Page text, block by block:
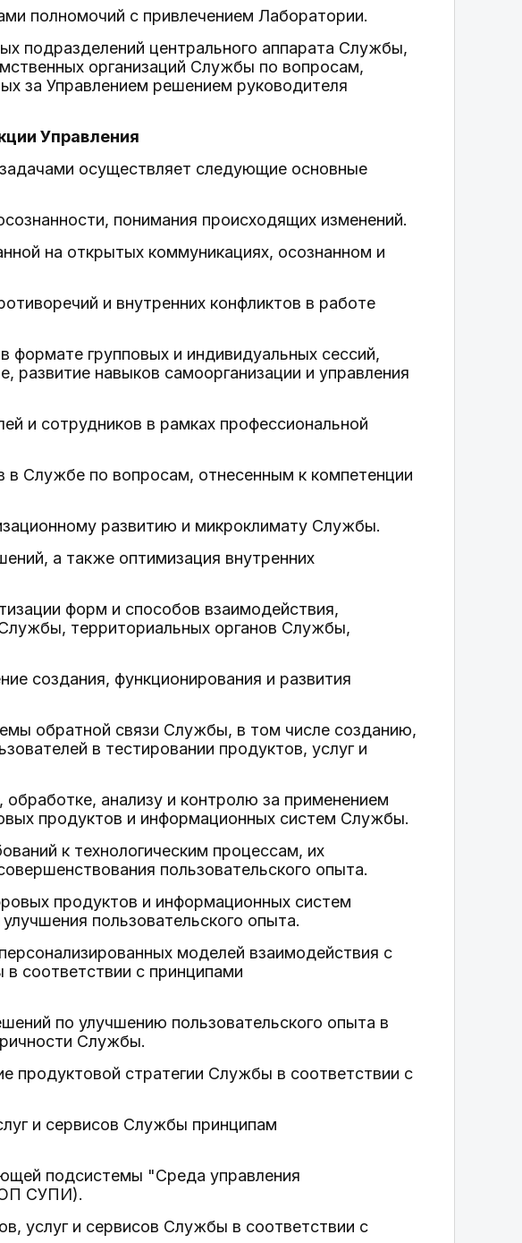
полномочий с привлечением Лаборатории.
подразделений центрального аппарата Службы,
организаций Службы по вопросам,
за Управлением решением руководителя
Управления
осуществляет следующие основные
понимания происходящих изменений.
на открытых коммуникациях, осознанном и
и внутренних конфликтов в работе
формате групповых и индивидуальных сессий,
навыков самоорганизации и управления
и сотрудников в рамках профессиональной
Службе по вопросам, отнесенным к компетенции
развитию и микроклимату Службы.
а также оптимизация внутренних
форм и способов взаимодействия,
территориальных органов Службы,
создания, функционирования и развития
обратной связи Службы, в том числе созданию,
в тестировании продуктов, услуг и
анализу и контролю за применением
продуктов и информационных систем Службы.
к технологическим процессам, их
пользовательского опыта.
продуктов и информационных систем
пользовательского опыта.
моделей взаимодействия с
соответствии с принципами
по улучшению пользовательского опыта в
Службы.
продуктовой стратегии Службы в соответствии с
и сервисов Службы принципам
подсистемы "Среда управления
СУПИ).
услуг и сервисов Службы в соответствии с